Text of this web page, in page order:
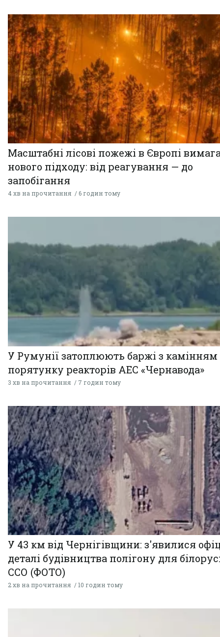
Масштабні лісові пожежі в Європі
нового підходу: від реагування — до
запобігання
4 хв на прочитання 6 годин тому
У Румунії затоплюють баржі з
порятунку реакторів АЕС «Чернавода»
3 хв на прочитання 7 годин тому
У 43 км від Чернігівщини: з'явилися
деталі будівництва полігону для
ССО (ФОТО)
2 хв на прочитання 10 годин тому